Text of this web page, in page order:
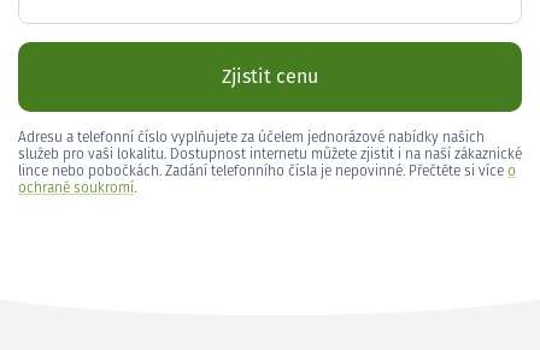
Zjistit cenu
Adresu a telefonní číslo vyplňujete za účelem jednorázové nabídky našich
služeb pro vaši lokalitu. Dostupnost internetu můžete zjistit i na naší zákaznické
lince nebo pobočkách. Zadání telefonního čísla je nepovinné. Přečtěte si více o
ochraně soukromí.